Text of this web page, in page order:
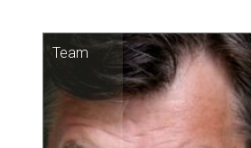
Team